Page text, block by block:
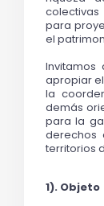
para
el
Invitamos
apropiar
la
demás
para la
derechos
territorios
1). Objeto